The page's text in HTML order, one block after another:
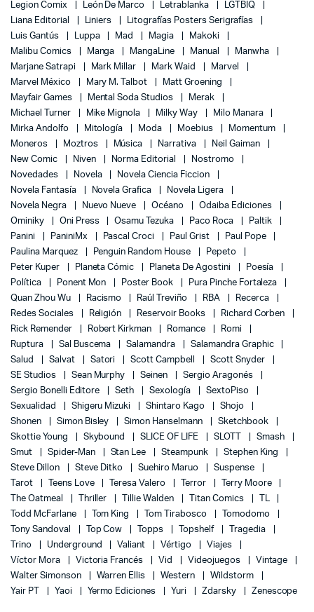
Legion Comix
León De Marco Letrablanka
LGTBIQ
Liana Editorial
Liniers
Litografías Posters Serigrafías
Luis Gantús
Luppa Mad Magia
Makoki
Malibu Comics
Manga MangaLine Manual
Manwha
Marjane Satrapi
Mark Millar Mark Waid
Marvel
Marvel México
Mary M. Talbot
Matt Groening
Mayfair Games
Mental Soda Studios
Merak
Michael Turner
Mike Mignola Milky Way
Milo Manara
Mirka Andolfo
Mitología Moda Moebius
Momentum
Moneros
Moztros Música Narrativa
Neil Gaiman
New Comic
Niven Norma Editorial
Nostromo
Novedades
Novela
Novela Ciencia Ficcion
Novela Fantasía
Novela Grafica
Novela Ligera
Novela Negra
Nuevo Nueve Océano
Odaiba Ediciones
Ominiky
Oni Press Osamu Tezuka Paco Roca
Paltik
Panini
PaniniMx Pascal Croci Paul Grist
Paul Pope
Paulina Marquez
Penguin Random House
Pepeto
Peter Kuper
Planeta Cómic Planeta De Agostini
Poesía
Política
Ponent Mon Poster Book
Pura Pinche Fortaleza
Quan Zhou Wu
Racismo Raúl Treviño RBA
Recerca
Redes Sociales
Religión Reservoir Books
Richard Corben
Rick Remender
Robert Kirkman Romance
Romi
Ruptura
Sal Buscema Salamandra
Salamandra Graphic
Salud
Salvat Satori Scott Campbell
Scott Snyder
SE Studios
Sean Murphy Seinen
Sergio Aragonés
Sergio Bonelli Editore
Seth Sexología
SextoPiso
Sexualidad
Shigeru Mizuki Shintaro Kago
Shojo
Shonen
Simon Bisley Simon Hanselmann
Sketchbook
Skottie Young
Skybound SLICE OF LIFE SLOTT
Smash
Smut
Spider-Man Stan Lee Steampunk
Stephen King
Steve Dillon
Steve Ditko Suehiro Maruo
Suspense
Tarot
Teens Love Teresa Valero Terror
Terry Moore
The Oatmeal
Thriller Tillie Walden Titan Comics
TL
Todd McFarlane
Tom King Tom Tirabosco
Tomodomo
Tony Sandoval
Top Cow Topps Topshelf
Tragedia
Trino
Underground Valiant Vértigo
Viajes
Víctor Mora
Victoria Francés Vid Videojuegos
Vintage
Walter Simonson
Warren Ellis Western
Wildstorm
Yair PT
Yaoi Yermo Ediciones Yuri Zdarsky Zenescope